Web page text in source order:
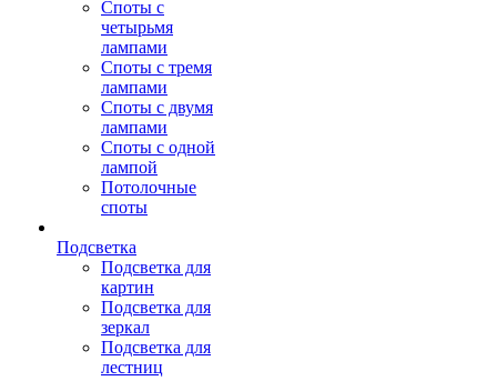
Споты с
четырьмя
лампами
Споты с тремя
лампами
Споты с двумя
лампами
Споты с одной
лампой
Потолочные
споты
Подсветка
Подсветка для
картин
Подсветка для
зеркал
Подсветка для
лестниц